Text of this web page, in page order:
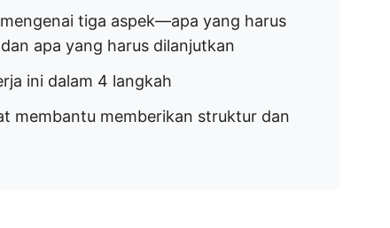
tiga aspek—apa yang harus
apa yang harus dilanjutkan
ini dalam 4 langkah
membantu memberikan struktur dan